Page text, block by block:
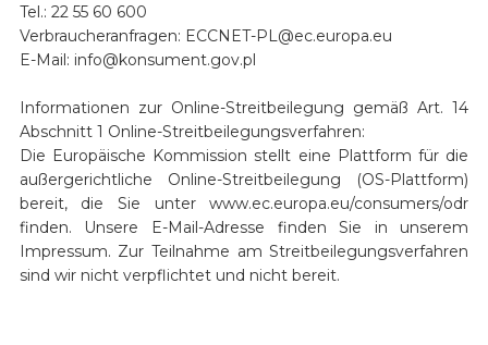
Tel.: 22 55 60 600
Verbraucheranfragen: ECCNET-PL@ec.europa.eu
E-Mail: info@konsument.gov.pl
Informationen zur Online-Streitbeilegung gemäß Art. 14
Abschnitt 1 Online-Streitbeilegungsverfahren:
Die Europäische Kommission stellt eine Plattform für die
außergerichtliche Online-Streitbeilegung (OS-Plattform)
bereit, die Sie unter www.ec.europa.eu/consumers/odr
finden. Unsere E-Mail-Adresse finden Sie in unserem
Impressum. Zur Teilnahme am Streitbeilegungsverfahren
sind wir nicht verpflichtet und nicht bereit.